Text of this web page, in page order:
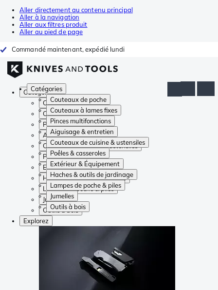
Aller directement au contenu principal
Aller à la navigation
Aller aux filtres produit
Aller au pied de page
Commandé maintenant, expédié lundi
Catégories
Couteaux de poche
Couteaux à lames fixes
Pinces multifonctions
Aiguisage & entretien
Couteaux de cuisine & ustensiles
Poêles & casseroles
Extérieur & Équipement
Haches & outils de jardinage
Lampes de poche & piles
Jumelles
Outils à bois
Catégories
Couteaux de poche
Couteaux à lames fixes
Pinces multifonctions
Aiguisage & entretien
Couteaux de cuisine & ustensiles
Poêles & casseroles
Extérieur & Équipement
Haches & outils de jardinage
Lampes de poche & piles
Jumelles
Outils à bois
Explorez